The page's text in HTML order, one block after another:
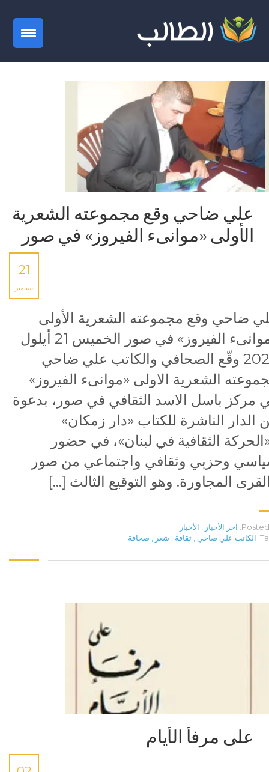
علي ضاحي وقع مجموعته الشعرية
الأولى «موانىء الفيروز» في صور
21
سبتمبر
ضاحي وقع مجموعته الشعرية الأولى
«موانىء الفيروز» في صور الخميس 21 أيلول
2023 وقّع الصحافي والكاتب علي ضاحي
الشعرية الاولى «موانىء الفيروز»
مركز باسل الاسد الثقافي في صور، بدعوة
الدار الناشرة للكتاب «دار زمكان»
الثقافية في لبنان»، في حضور
وحزبي وثقافي واجتماعي من صور
المجاورة. وهو التوقيع الثالث […]
Posted آخر الأخبار , الأخبار
الكاتب علي ضاحي , ثقافة , شعر , صحافة
على مرفأ الأيام